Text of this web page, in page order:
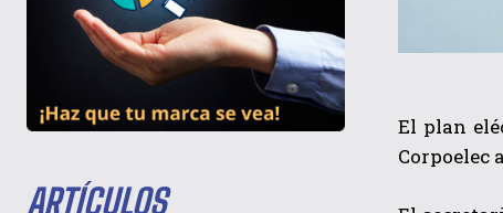
ARTÍCULOS
El plan
Corpoelec